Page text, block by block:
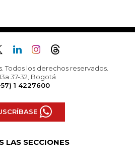
Todos los derechos reservados.
37-32, Bogotá
1 4227600
LAS SECCIONES